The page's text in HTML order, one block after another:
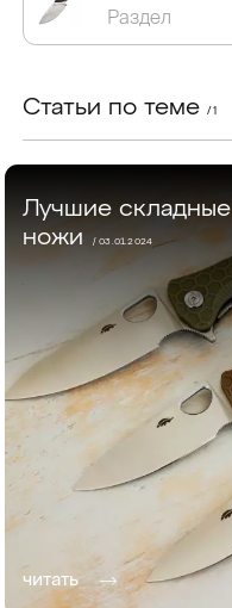
Раздел
Статьи по теме / 1
Лучшие складные
ножи
/ 03.01.2024
читать